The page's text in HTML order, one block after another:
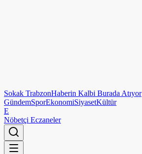
Sokak TrabzonHaberin Kalbi Burada Atıyor
GündemSporEkonomiSiyasetKültür
E
Nöbetçi Eczaneler